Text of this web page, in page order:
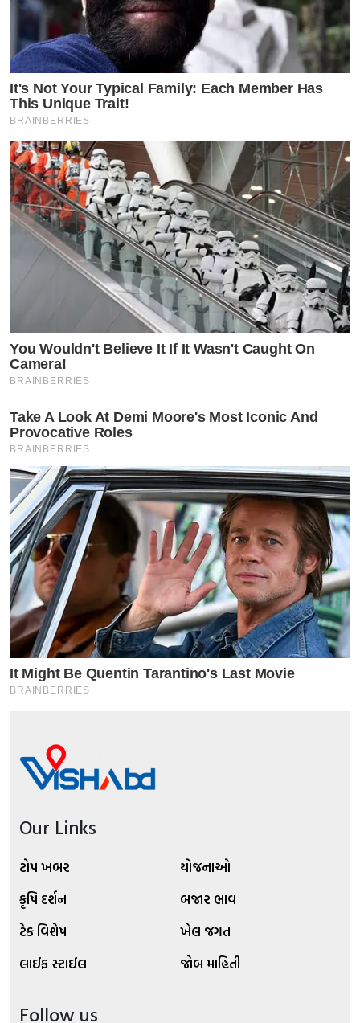
Our Links
ટોપ ખબર
યોજનાઓ
કૃષિ દર્શન
બજાર ભાવ
ટેક વિશેષ
ખેલ જગત
લાઈફ સ્ટાઈલ
જોબ માહિતી
Follow us